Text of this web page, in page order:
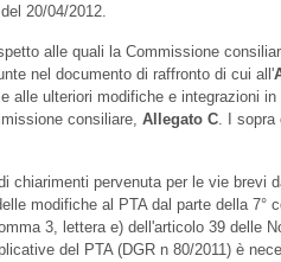
20/04/2012.
alle quali la Commissione
nel documento di raffronto di cui all'
alle ulteriori modifiche e integrazioni
consiliare, Allegato C. I sopra
chiarimenti pervenuta per le vie brevi
modifiche al PTA dal parte della 7°
3, lettera e) dell'articolo 39 delle
del PTA (DGR n 80/2011) è